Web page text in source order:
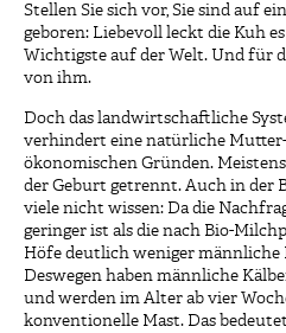
Stellen Sie sich vor, Sie sind auf
geboren: Liebevoll leckt die Kuh
Wichtigste auf der Welt. Und für
von ihm.
Doch das landwirtschaftliche
verhindert eine natürliche Mutter-
ökonomischen Gründen.
der Geburt getrennt. Auch in der
viele nicht wissen: Da die
geringer ist als die nach Bio-
Höfe deutlich weniger männliche
Deswegen haben männliche
und werden im Alter ab vier
konventionelle Mast. Das